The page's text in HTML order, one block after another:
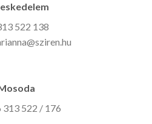
522 138
313 522 / 176